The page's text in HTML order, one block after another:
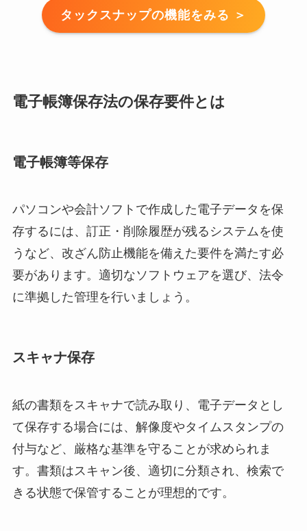
タックスナップの機能をみる ＞
電子帳簿保存法の保存要件とは
電子帳簿等保存
パソコンや会計ソフトで作成した電子データを保
存するには、訂正・削除履歴が残るシステムを使
うなど、改ざん防止機能を備えた要件を満たす必
要があります。適切なソフトウェアを選び、法令
に準拠した管理を行いましょう。
スキャナ保存
紙の書類をスキャナで読み取り、電子データとし
て保存する場合には、解像度やタイムスタンプの
付与など、厳格な基準を守ることが求められま
す。書類はスキャン後、適切に分類され、検索で
きる状態で保管することが理想的です。